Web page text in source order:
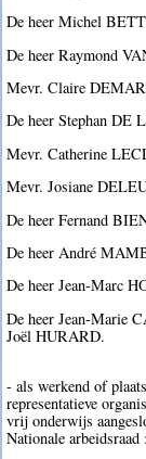
De heer Michel
De heer Raymond
Mevr. Claire
De heer Stephan DE
Mevr. Catherine
Mevr. Josiane
De heer Fernand
De heer André
De heer Jean-Marc
De heer Jean-Marie
Joël HURARD.
- als werkend of
representatieve
vrij onderwijs
Nationale arbeidsraad :